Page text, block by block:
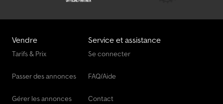
Autres Véh. De Voirie
Autres Véhicule De Livraison
Vendre
Tarifs & Prix
Passer des annonces
Gérer les annonces
Service et assistance
Se connecter
FAQ/Aide
Contact